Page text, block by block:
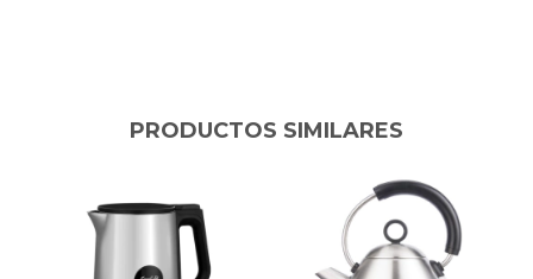
PRODUCTOS SIMILARES